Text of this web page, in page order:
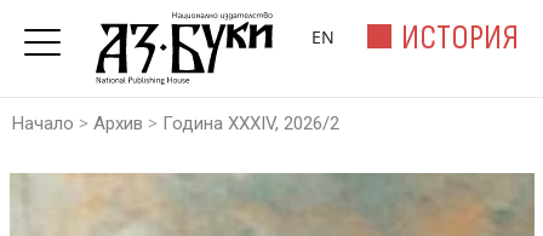
ИСТОРИЯ
EN
Начало > Архив > Година XXXIV, 2026/2